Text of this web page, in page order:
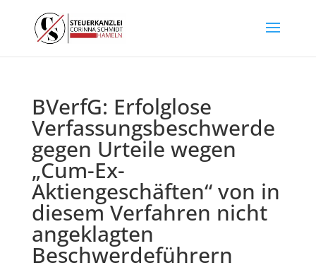
BVerfG: Erfolglose
Verfassungsbeschwerde
gegen Urteile wegen
„Cum-Ex-
Aktiengeschäften“ von in
diesem Verfahren nicht
angeklagten
Beschwerdeführern